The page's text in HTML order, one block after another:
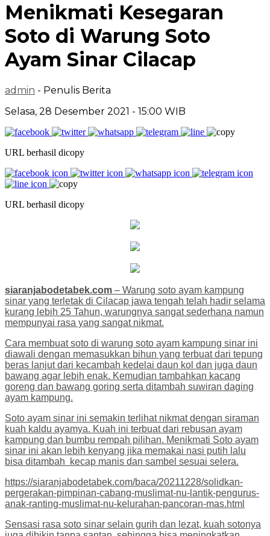
Menikmati Kesegaran
Soto di Warung Soto
Ayam Sinar Cilacap
admin - Penulis Berita
Selasa, 28 Desember 2021 - 15:00 WIB
URL berhasil dicopy
URL berhasil dicopy
siaranjabodetabek.com – Warung soto ayam kampung
sinar yang terletak di Cilacap jawa tengah telah hadir selama
kurang lebih 25 Tahun, warungnya sangat sederhana namun
mempunyai rasa yang sangat nikmat.
Cara membuat soto di warung soto ayam kampung sinar ini
diawali dengan memasukkan bihun yang terbuat dari tepung
beras lanjut dari kecambah kedelai daun kol dan juga daun
bawang agar lebih enak. Kemudian tambahkan kacang
goreng dan bawang goring serta ditambah suwiran daging
ayam kampung.
Soto ayam sinar ini semakin terlihat nikmat dengan siraman
kuah kaldu ayamya. Kuah ini terbuat dari rebusan ayam
kampung dan bumbu rempah pilihan. Menikmati Soto ayam
sinar ini akan lebih kenyang jika memakai nasi putih lalu
bisa ditambah kecap manis dan sambel sesuai selera.
https://siaranjabodetabek.com/baca/20211228/solidkan-
pergerakan-pimpinan-cabang-muslimat-nu-lantik-pengurus-
anak-ranting-muslimat-nu-kelurahan-pancoran-mas.html
Sensasi rasa soto sinar selain gurih dan lezat, kuah sotonya